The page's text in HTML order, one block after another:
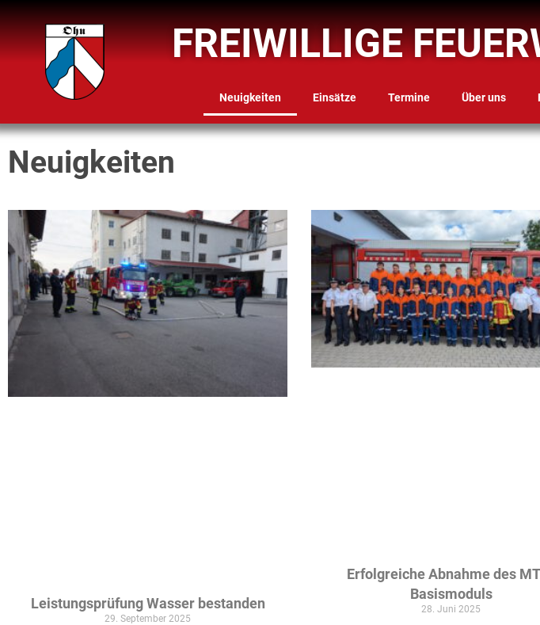
FREIWILLIGE
Neuigkeiten Einsätze Termine Über uns
Neuigkeiten
Leistungsprüfung Wasser bestanden
29. September 2025
Erfolgreiche Abnahme des
Basismoduls
28. Juni 2025